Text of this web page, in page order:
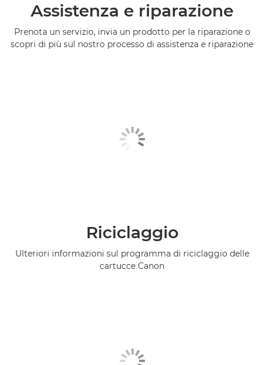
Assistenza e riparazione
Prenota un servizio, invia un prodotto per la riparazione o
scopri di più sul nostro processo di assistenza e riparazione
Riciclaggio
Ulteriori informazioni sul programma di riciclaggio delle
cartucce Canon